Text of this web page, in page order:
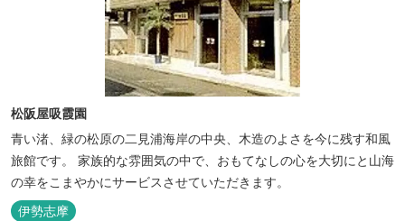
松阪屋吸霞園
青い渚、緑の松原の二見浦海岸の中央、木造のよさを今に残す和風
旅館です。 家族的な雰囲気の中で、おもてなしの心を大切にと山海
の幸をこまやかにサービスさせていただきます。
伊勢志摩